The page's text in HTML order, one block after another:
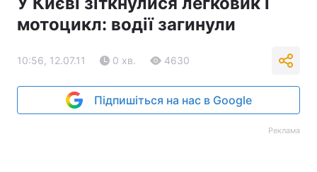
мотоцикл: водії загинули
10:56, 12.07.11 0 хв. 4630
Підпишіться на нас в Google
Реклама